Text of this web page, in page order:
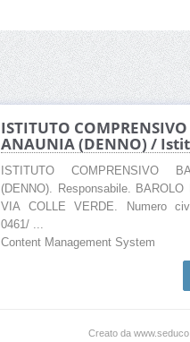
ISTITUTO COMPRENSIVO
ANAUNIA (DENNO) /
ISTITUTO COMPRENSIVO
(DENNO). Responsabile. BAROLO
VIA COLLE VERDE. Numero
0461/ ...
Content Management System
Creato da